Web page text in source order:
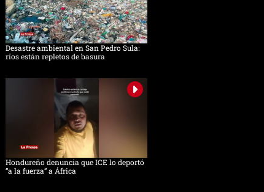
Desastre ambiental en San Pedro Sula:
ríos están repletos de basura
Hondureño denuncia que ICE lo deportó
“a la fuerza” a África